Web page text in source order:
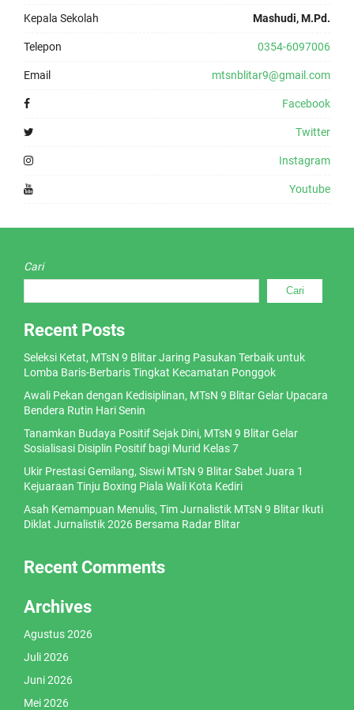
Kepala Sekolah Mashudi, M.Pd.
Telepon 0354-6097006
Email mtsnblitar9@gmail.com
Facebook
Twitter
Instagram
Youtube
Cari
Cari
Recent Posts
Seleksi Ketat, MTsN 9 Blitar Jaring Pasukan Terbaik untuk
Lomba Baris-Berbaris Tingkat Kecamatan Ponggok
Awali Pekan dengan Kedisiplinan, MTsN 9 Blitar Gelar Upacara
Bendera Rutin Hari Senin
Tanamkan Budaya Positif Sejak Dini, MTsN 9 Blitar Gelar
Sosialisasi Disiplin Positif bagi Murid Kelas 7
Ukir Prestasi Gemilang, Siswi MTsN 9 Blitar Sabet Juara 1
Kejuaraan Tinju Boxing Piala Wali Kota Kediri
Asah Kemampuan Menulis, Tim Jurnalistik MTsN 9 Blitar Ikuti
Diklat Jurnalistik 2026 Bersama Radar Blitar
Recent Comments
Archives
Agustus 2026
Juli 2026
Juni 2026
Mei 2026